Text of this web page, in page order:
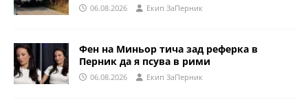
06.08.2026 Eкип ЗаПерник
Фен на Миньор тича зад реферка в
Перник да я псува в рими
06.08.2026 Eкип ЗаПерник